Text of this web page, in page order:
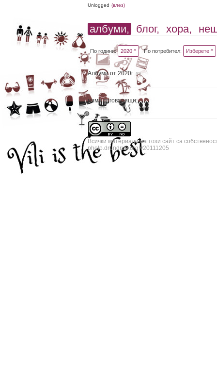
Unlogged (влез)
албуми, блог, хора,
По години: 2020 ^ По потребител: Изберете ^
Албуми от 2020г. (0)
няма отговарящи;
Всички материали на този сайт са
photo.drundrun.org v20111205